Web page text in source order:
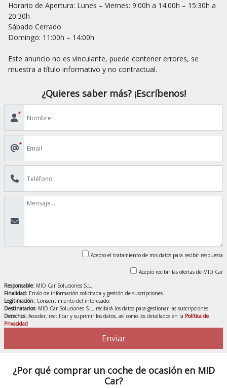
Horario de Apertura: Lunes – Viernes: 9:00h a 14:00h – 15:30h a
20:30h
Sábado Cerrado
Domingo: 11:00h – 14:00h
Este anuncio no es vinculante, puede contener errores, se
¿Quieres saber más? ¡Escríbenos!
*
*
Acepto el tratamiento de mis datos para recibir respuesta
Acepto recibir las ofertas de MID Car
Responsable: MID Car Soluciones S.L.
Finalidad: Envío de información solicitada y gestión de suscripciones.
Legitimación: Consentimiento del interesado.
Destinatarios: MID Car Soluciones S.L. recibirá los datos para gestionar las suscripciones.
Derechos: Acceder, rectificar y suprimir los datos, así como los detallados en la Política de
Privacidad
Enviar
¿Por qué comprar un coche de ocasión en MID
Car?